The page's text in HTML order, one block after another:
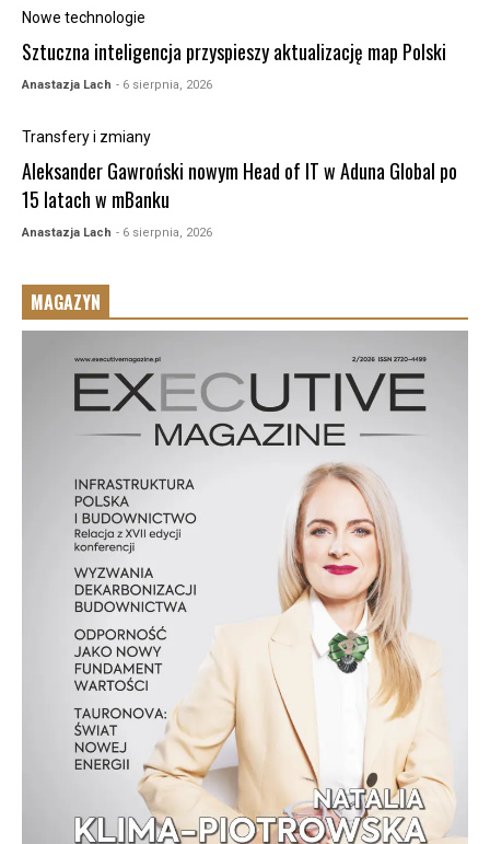
Nowe technologie
Sztuczna inteligencja przyspieszy aktualizację map Polski
Anastazja Lach - 6 sierpnia, 2026
Transfery i zmiany
Aleksander Gawroński nowym Head of IT w Aduna Global po
15 latach w mBanku
Anastazja Lach - 6 sierpnia, 2026
MAGAZYN